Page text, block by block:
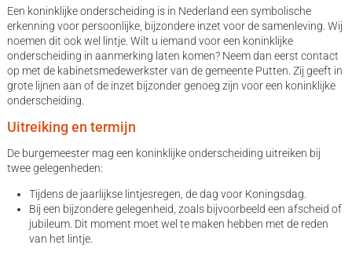
Een koninklijke onderscheiding is in Nederland een symbolische
erkenning voor persoonlijke, bijzondere inzet voor de samenleving. Wij
noemen dit ook wel lintje. Wilt u iemand voor een koninklijke
onderscheiding in aanmerking laten komen? Neem dan eerst contact
op met de kabinetsmedewerkster van de gemeente Putten. Zij geeft in
grote lijnen aan of de inzet bijzonder genoeg zijn voor een koninklijke
onderscheiding.
Uitreiking en termijn
De burgemeester mag een koninklijke onderscheiding uitreiken bij
twee gelegenheden:
Tijdens de jaarlijkse lintjesregen, de dag voor Koningsdag.
Bij een bijzondere gelegenheid, zoals bijvoorbeeld een afscheid of
jubileum. Dit moment moet wel te maken hebben met de reden
van het lintje.